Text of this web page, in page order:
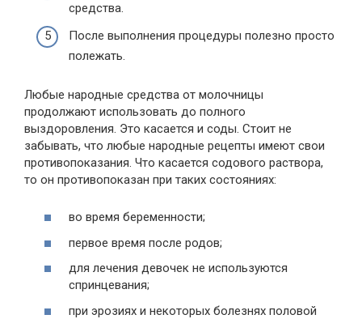
средства.
После выполнения процедуры полезно просто
полежать.
Любые народные средства от молочницы
продолжают использовать до полного
выздоровления. Это касается и соды. Стоит не
забывать, что любые народные рецепты имеют свои
противопоказания. Что касается содового раствора,
то он противопоказан при таких состояниях:
во время беременности;
первое время после родов;
для лечения девочек не используются
спринцевания;
при эрозиях и некоторых болезнях половой